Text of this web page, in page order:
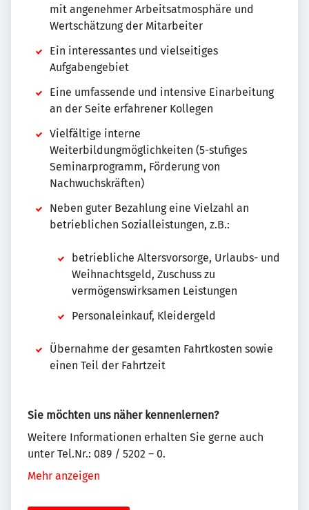
mit angenehmer Arbeitsatmosphäre und
Wertschätzung der Mitarbeiter
Ein interessantes und vielseitiges
Aufgabengebiet
Eine umfassende und intensive Einarbeitung
an der Seite erfahrener Kollegen
Vielfältige interne
Weiterbildungmöglichkeiten (5-stufiges
Seminarprogramm, Förderung von
Nachwuchskräften)
Neben guter Bezahlung eine Vielzahl an
betrieblichen Sozialleistungen, z.B.:
betriebliche Altersvorsorge, Urlaubs- und
Weihnachtsgeld, Zuschuss zu
vermögenswirksamen Leistungen
Personaleinkauf, Kleidergeld
Übernahme der gesamten Fahrtkosten sowie
einen Teil der Fahrtzeit
Sie möchten uns näher kennenlernen?
Weitere Informationen erhalten Sie gerne auch
unter Tel.Nr.: 089 / 5202 – 0.
Mehr anzeigen